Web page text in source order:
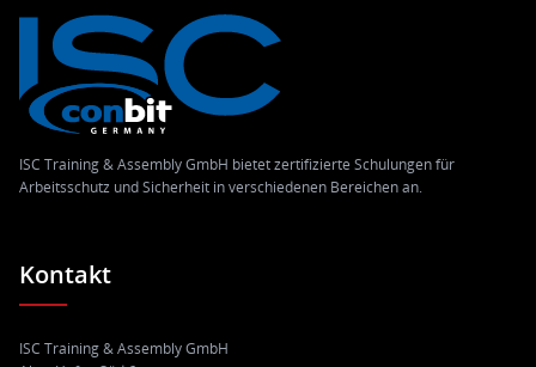
ISC Training & Assembly GmbH bietet zertifizierte Schulungen für
Arbeitsschutz und Sicherheit in verschiedenen Bereichen an.
Kontakt
ISC Training & Assembly GmbH